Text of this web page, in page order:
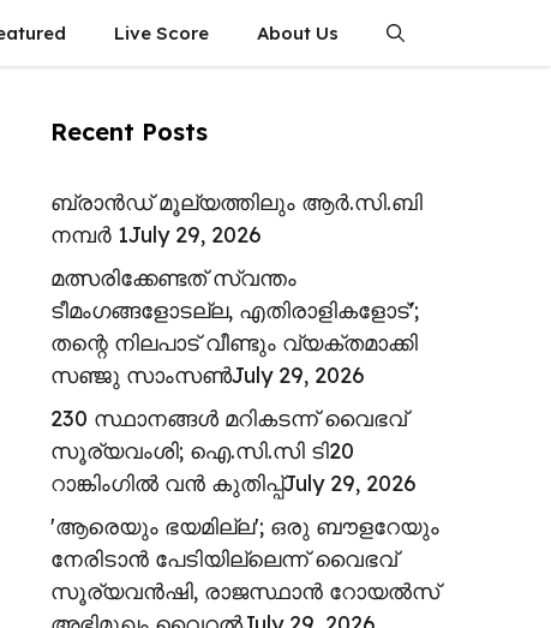
Live Score About Us
Recent Posts
ബ്രാൻഡ് മൂല്യത്തിലും ആർ.സി.ബി
നമ്പർ 1July 29, 2026
മത്സരിക്കേണ്ടത് സ്വന്തം
ടീമംഗങ്ങളോടല്ല, എതിരാളികളോട്';
തന്റെ നിലപാട് വീണ്ടും വ്യക്തമാക്കി
സഞ്ജു സാംസൺJuly 29, 2026
230 സ്ഥാനങ്ങൾ മറികടന്ന് വൈഭവ്
സൂര്യവംശി; ഐ.സി.സി ടി20
റാങ്കിംഗിൽ വൻ കുതിപ്പ്July 29, 2026
'ആരെയും ഭയമില്ല'; ഒരു ബൗളറേയും
നേരിടാൻ പേടിയില്ലെന്ന് വൈഭവ്
സൂര്യവൻഷി, രാജസ്ഥാൻ റോയൽസ്